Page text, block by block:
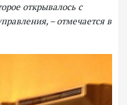
открывалось с
– отмечается в